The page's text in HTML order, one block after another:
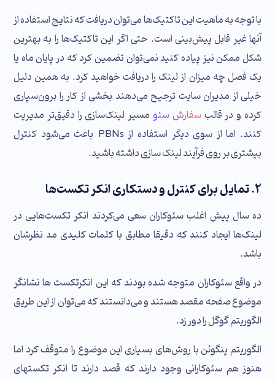
با توجه به ماهیت این تاکتیک‌ها می‌توان دریافت که نتایج استفاده از
آنها غیر قابل پیش‌بینی است. حتی اگر این تاکتیک‌ها را به بهترین
شکل ممکن نیز پیاده کنید نمی‌توان تضمین کرد که در پایان ماه یا
یک فصل چه میزان از لینک را دریافت خواهید کرد. به همین دلیل
خیلی از مدیران سایت ترجیح می‌دهند بخشی از کار را برون‌سپاری
کرده و در قالبسفارش سئو مسیر لینک‌سازی را دقیق‌تر مدیریت
کنند. اما از سوی دیگر استفاده از PBNs باعث می‌شود کنترل
بیشتری بر روی فرآیند لینک‌ سازی داشته باشید.
۲. تمایل برای کنترل و دستکاری انکر تکست‌ها
ده سال پیش اغلب سئوکاران سعی می‌کردند انکر تکست‌هایی در
لینک‌ها ایجاد کنند که دقیقا مطابق با کلمات کلیدی مد نظرشان
باشد.
در واقع سئوکاران متوجه شده بودند که این انکرتکست ها نشانگر
موضوع صفحه مقصد هستند و می‌دانستند که می‌توان از این طریق
الگوریتم گوگل را دور زد.
الگوریتم پنگوئن با روش‌های بسیاری این موضوع را متوقف کرد اما
هنوز هم سئوکارانی وجود دارند که قصد دارند تا انکر تکستهای